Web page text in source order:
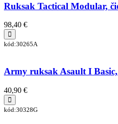
Ruksak Tactical Modular,
98,40 €
kód:30265A
Army ruksak Asault I
40,90 €
kód:30328G